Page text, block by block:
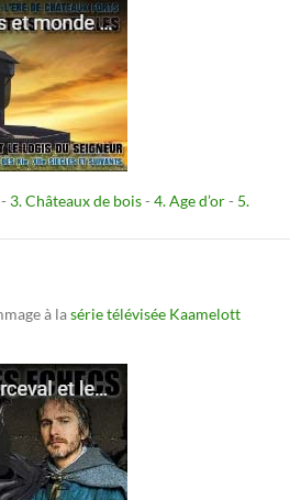
- 3. Châteaux de bois- 4. Age d’or- 5.
à lasérie télévisée Kaamelott